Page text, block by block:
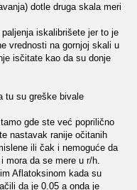
dotle druga skala meri
iskalibrišete jer to je
vrednosti na gornjoj skali u
isčitate kao da su donje
tu su greške bivale
gde ste već poprilično
nastavak ranije očitanih
ili čak i nemoguće da
mora da se mere u r/h.
Aflatoksinom kada su
da je 0.05 a onda je